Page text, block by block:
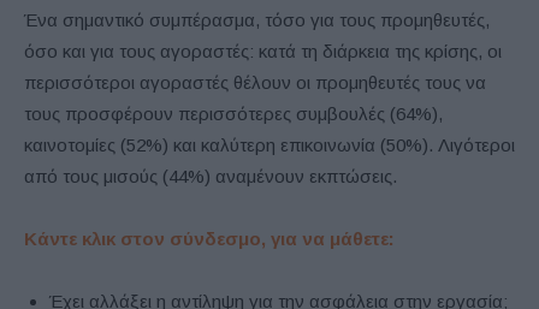
Ένα σημαντικό συμπέρασμα, τόσο για τους προμηθευτές,
όσο και για τους αγοραστές: κατά τη διάρκεια της κρίσης, οι
περισσότεροι αγοραστές θέλουν οι προμηθευτές τους να
τους προσφέρουν περισσότερες συμβουλές (64%),
καινοτομίες (52%) και καλύτερη επικοινωνία (50%). Λιγότεροι
από τους μισούς (44%) αναμένουν εκπτώσεις.
Κάντε κλικ στον σύνδεσμο, για να μάθετε:
Έχει αλλάξει η αντίληψη για την ασφάλεια στην εργασία;